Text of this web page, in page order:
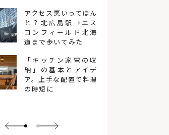
アクセス悪いってほん
と？北広島駅→エス
コンフィールド北海
道まで歩いてみた
「キッチン家電の収
納」の基本とアイデ
ア。上手な配置で料理
の時短に